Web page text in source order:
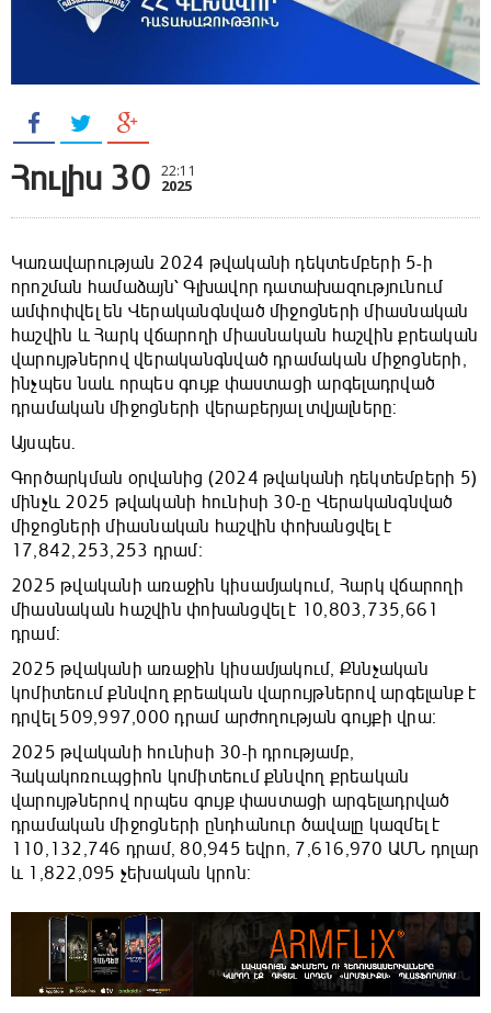
Հուլիս 30 22:11
2025
Կառավարության 2024 թվականի դեկտեմբերի 5-ի
որոշման համաձայն՝ Գլխավոր դատախազությունում
ամփոփվել են Վերականգնված միջոցների միասնական
հաշվին և Հարկ վճարողի միասնական հաշվին քրեական
վարույթներով վերականգնված դրամական միջոցների,
ինչպես նաև որպես գույք փաստացի արգելադրված
դրամական միջոցների վերաբերյալ տվյալները:
Այսպես.
Գործարկման օրվանից (2024 թվականի դեկտեմբերի 5)
մինչև 2025 թվականի հունիսի 30-ը Վերականգնված
միջոցների միասնական հաշվին փոխանցվել է
17,842,253,253 դրամ։
2025 թվականի առաջին կիսամյակում, Հարկ վճարողի
միասնական հաշվին փոխանցվել է 10,803,735,661
դրամ:
2025 թվականի առաջին կիսամյակում, Քննչական
կոմիտեում քննվող քրեական վարույթներով արգելանք է
դրվել 509,997,000 դրամ արժողության գույքի վրա։
2025 թվականի հունիսի 30-ի դրությամբ,
Հակակոռուպցիոն կոմիտեում քննվող քրեական
վարույթներով որպես գույք փաստացի արգելադրված
դրամական միջոցների ընդհանուր ծավալը կազմել է
110,132,746 դրամ, 80,945 եվրո, 7,616,970 ԱՄՆ դոլար
և 1,822,095 չեխական կրոն: